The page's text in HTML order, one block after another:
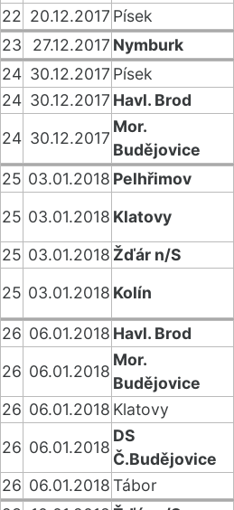
22 20.12.2017 Písek
23
27.12.2017 Nymburk
24 30.12.2017 Písek
24 30.12.2017 Havl. Brod
24 30.12.2017
Mor.
Budějovice
25 03.01.2018 Pelhřimov
25 03.01.2018 Klatovy
25 03.01.2018 Žďár n/S
25 03.01.2018 Kolín
26 06.01.2018 Havl. Brod
26 06.01.2018
Mor.
Budějovice
26 06.01.2018 Klatovy
26 06.01.2018
DS
Č.Budějovice
26 06.01.2018Tábor